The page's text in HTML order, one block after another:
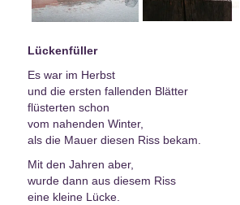
Lückenfüller
Es war im Herbst
und die ersten fallenden Blätter
flüsterten schon
vom nahenden Winter,
als die Mauer diesen Riss bekam.
Mit den Jahren aber,
wurde dann aus diesem Riss
eine kleine Lücke.